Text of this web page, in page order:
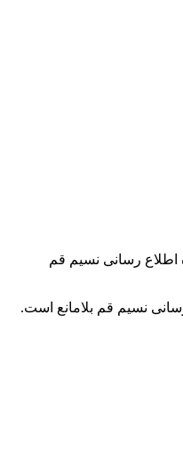
اطلاع رسانی نسیم قم
نسیم قم بلامانع است.